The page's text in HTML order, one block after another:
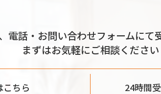
電話・お問い合わせフォームにて
まずはお気軽にご相談ください
こちら 24時間